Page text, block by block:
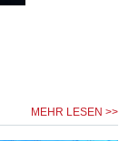
MEHR LESEN >>